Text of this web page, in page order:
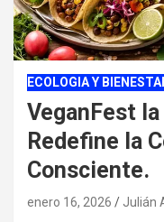
ECOLOGIA Y
VeganFest
Redefine la
Consciente.
enero 16, 2026 Julián